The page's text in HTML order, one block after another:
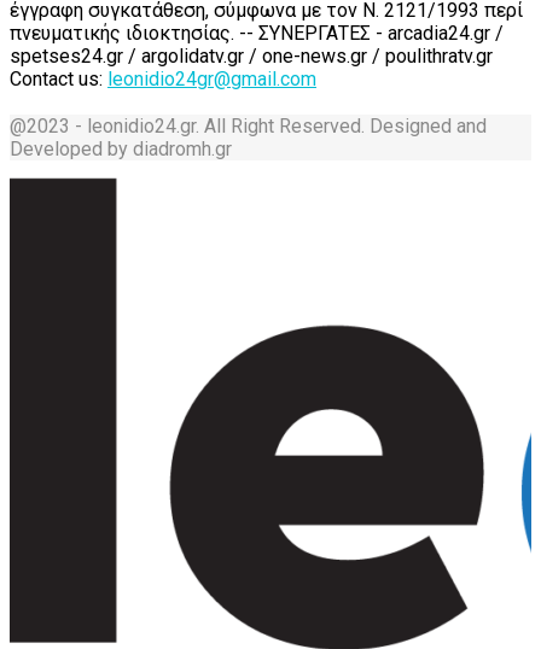
έγγραφη συγκατάθεση, σύμφωνα με τον Ν. 2121/1993 περί
πνευματικής ιδιοκτησίας. -- ΣΥΝΕΡΓΑΤΕΣ - arcadia24.gr /
spetses24.gr / argolidatv.gr / one-news.gr / poulithratv.gr
Contact us: leonidio24gr@gmail.com
@2023 - leonidio24.gr. All Right Reserved. Designed and
Developed by diadromh.gr